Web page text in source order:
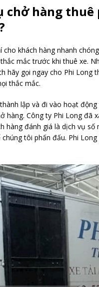
chở hàng thuê
khách hàng nhanh
mắc trước khi thuê xe.
hãy gọi ngay cho Phi Long
thắc mắc.
lập và đi vào hoạt
hàng. Công ty Phi Long đã
hàng đánh giá là dịch vụ số
tôi phấn đấu. Phi